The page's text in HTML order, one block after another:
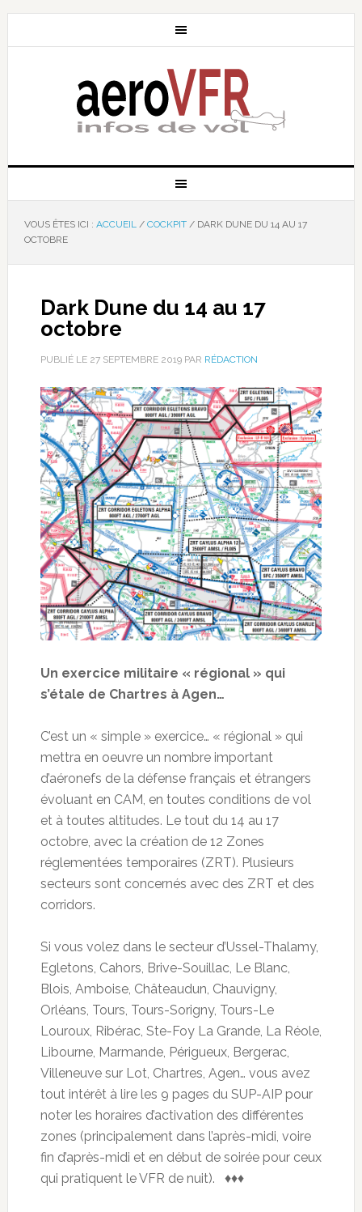
VOUS ÊTES ICI : ACCUEIL / COCKPIT /DARK DUNE DU 14 AU 17
OCTOBRE
Dark Dune du 14 au 17
octobre
PUBLIÉ LE 27 SEPTEMBRE 2019PAR RÉDACTION
Un exercice militaire « régional » qui
s’étale de Chartres à Agen…
C’est un « simple » exercice… « régional » qui
mettra en oeuvre un nombre important
d’aéronefs de la défense français et étrangers
évoluant en CAM, en toutes conditions de vol
et à toutes altitudes. Le tout du 14 au 17
octobre, avec la création de 12 Zones
réglementées temporaires (ZRT). Plusieurs
secteurs sont concernés avec des ZRT et des
corridors.
Si vous volez dans le secteur d’Ussel-Thalamy,
Egletons, Cahors, Brive-Souillac, Le Blanc,
Blois, Amboise, Châteaudun, Chauvigny,
Orléans, Tours, Tours-Sorigny, Tours-Le
Louroux, Ribérac, Ste-Foy La Grande, La Réole,
Libourne, Marmande, Périgueux, Bergerac,
Villeneuve sur Lot, Chartres, Agen… vous avez
tout intérêt à lire les 9 pages du SUP-AIP pour
noter les horaires d’activation des différentes
zones (principalement dans l’après-midi, voire
fin d’après-midi et en début de soirée pour ceux
qui pratiquent le VFR de nuit). ♦♦♦